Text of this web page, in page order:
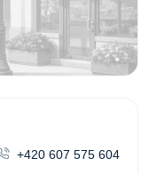
+420 607 575 604